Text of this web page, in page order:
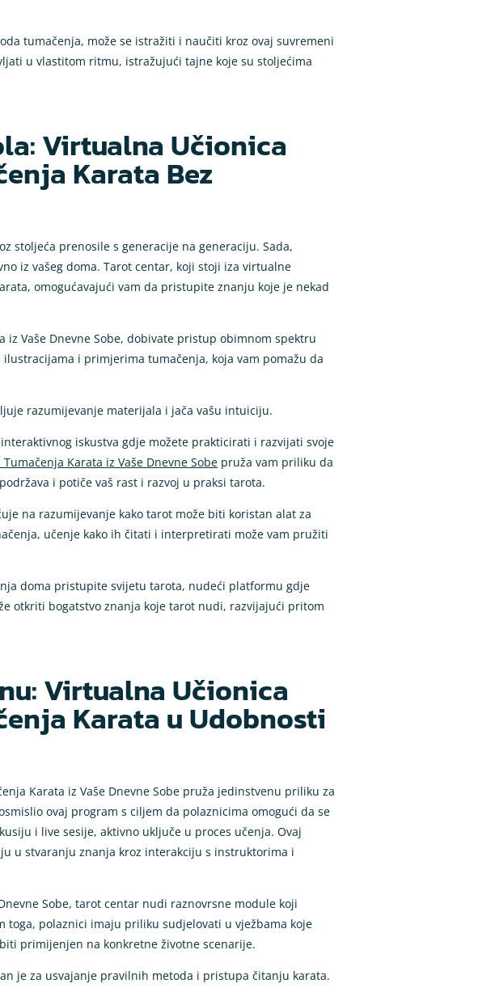
tumačenja, može se istražiti i naučiti kroz ovaj suvremeni
u vlastitom ritmu, istražujući tajne koje su stoljećima
Virtualna Učionica
Karata Bez
stoljeća prenosile s generacije na generaciju. Sada,
iz vašeg doma. Tarot centar, koji stoji iza virtualne
omogućavajući vam da pristupite znanju koje je nekad
Vaše Dnevne Sobe, dobivate pristup obimnom spektru
i primjerima tumačenja, koja vam pomažu da
razumijevanje materijala i jača vašu intuiciju.
iskustva gdje možete prakticirati i razvijati svoje
Karata iz Vaše Dnevne Sobe pruža vam priliku da
i potiče vaš rast i razvoj u praksi tarota.
na razumijevanje kako tarot može biti koristan alat za
učenje kako ih čitati i interpretirati može vam pružiti
doma pristupite svijetu tarota, nudeći platformu gdje
otkriti bogatstvo znanja koje tarot nudi, razvijajući pritom
Virtualna Učionica
Karata u Udobnosti
Karata iz Vaše Dnevne Sobe pruža jedinstvenu priliku za
ovaj program s ciljem da polaznicima omogući da se
i live sesije, aktivno uključe u proces učenja. Ovaj
u stvaranju znanja kroz interakciju s instruktorima i
Sobe, tarot centar nudi raznovrsne module koji
toga, polaznici imaju priliku sudjelovati u vježbama koje
primijenjen na konkretne životne scenarije.
je za usvajanje pravilnih metoda i pristupa čitanju karata.